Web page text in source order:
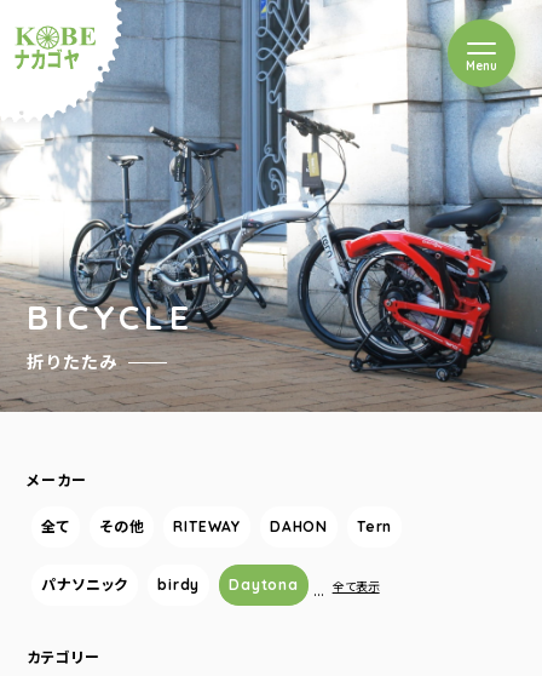
ルショップナカゴヤ
Menuを開閉
BICYCLE
折りたたみ
メーカー
全て その他 RITEWAY DAHON Tern
パナソニック birdy Daytona … 全て表示
カテゴリー